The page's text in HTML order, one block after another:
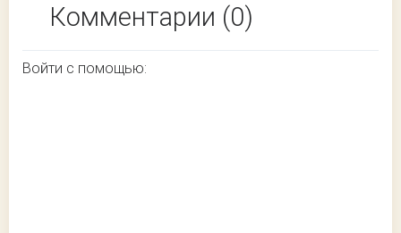
Комментарии (0)
Войти с помощью: